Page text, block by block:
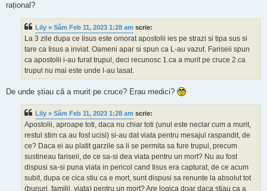
rațional?
Lily » Sâm Feb 11, 2023 1:28 am scrie:
La 3 zile dupa ce Iisus este omorat apostolii ies pe strazi si tipa sus si
tare ca Iisus a inviat. Oameni apar si spun ca L-au vazut. Fariseii spun
ca apostolii i-au furat trupul, deci recunosc 1.ca a murit pe cruce 2.ca
trupul nu mai este unde l-au lasat.
De unde știau că a murit pe cruce? Erau medici?
Lily » Sâm Feb 11, 2023 1:28 am scrie:
Apostolii, aproape toti, daca nu chiar toti (unul este neclar cum a murit,
restul stim ca au fost ucisi) si-au dat viata pentru mesajul raspandit, de
ce? Daca ei au platit garzile sa li se permita sa fure trupul, precum
sustineau fariseii, de ce sa-si dea viata pentru un mort? Nu au fost
dispusi sa-si puna viata in pericol cand Iisus era capturat, de ce acum
subit, dupa ce cica stiu ca e mort, sunt dispusi sa renunte la absolut tot
(bunuri, familii, viata) pentru un mort? Are logica doar daca stiau ca a